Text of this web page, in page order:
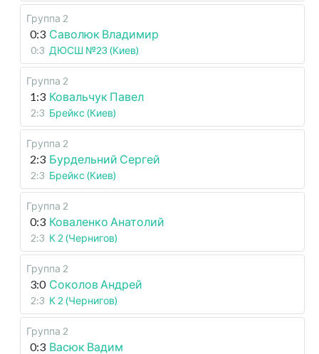
Группа 2
0:3 Саволюк Владимир
0:3 ДЮСШ №23 (Киев)
Группа 2
1:3 Ковальчук Павел
2:3 Брейкс (Киев)
Группа 2
2:3 Бурдельний Сергей
2:3 Брейкс (Киев)
Группа 2
0:3 Коваленко Анатолий
2:3 К 2 (Чернигов)
Группа 2
3:0 Соколов Андрей
2:3 К 2 (Чернигов)
Группа 2
0:3 Васюк Вадим